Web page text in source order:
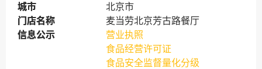
城市
城市
北京市
门店名称
门店名称
麦当劳北京芳古路餐厅
信息公示
信息公示
营业执照
食品经营许可证
食品安全监督量化分级